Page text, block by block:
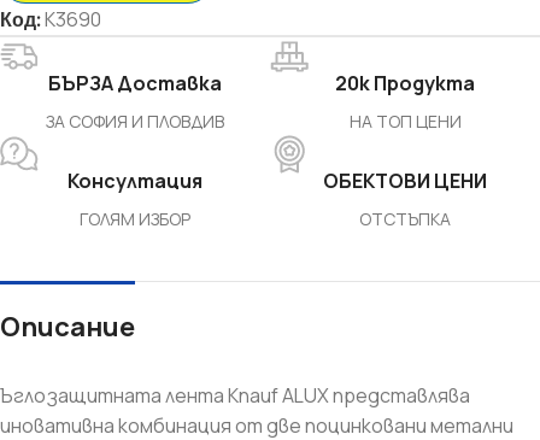
Код:K3690
БЪРЗА Доставка
ЗА СОФИЯ И ПЛОВДИВ
20k Продукта
НА ТОП ЦЕНИ
Консултация
ГОЛЯМ ИЗБОР
ОБЕКТОВИ ЦЕНИ
ОТСТЪПКА
Описание
Ъглозащитната лента Knauf ALUX представлява
иновативна комбинация от две поцинковани метални